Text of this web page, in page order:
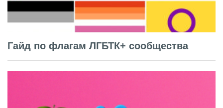
Гайд по флагам ЛГБТК+ сообщества